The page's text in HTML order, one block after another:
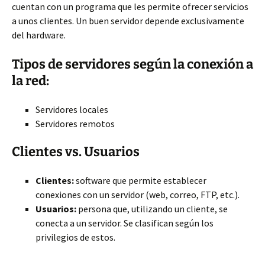
cuentan con un programa que les permite ofrecerservicios
a unos clientes. Un buen servidor depende exclusivamente
del hardware.
Tipos de servidores según la conexión a
la red:
Servidores locales
Servidores remotos
Clientes vs. Usuarios
Clientes:software que permite establecer
conexiones con un servidor (web, correo, FTP, etc.).
Usuarios: persona que, utilizando un cliente, se
conecta a un servidor. Se clasifican según los
privilegios de estos.